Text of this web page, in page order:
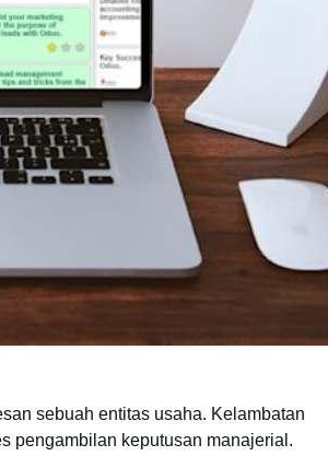
sebuah entitas usaha. Kelambatan
pengambilan keputusan manajerial.